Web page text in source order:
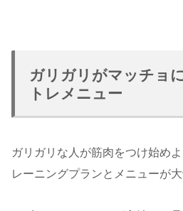
ガリガリがマッチョ
トレメニュー
ガリガリな人が筋肉をつけ始め
レーニングプランとメニューが大